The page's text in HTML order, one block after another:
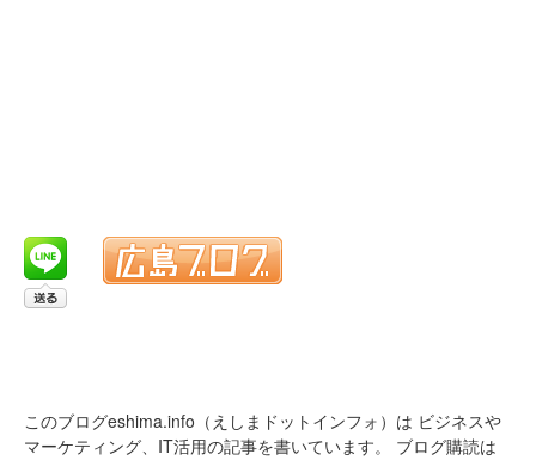
このブログeshima.info（えしまドットインフォ）は ビジネスや
マーケティング、IT活用の記事を書いています。
ブログ購読は